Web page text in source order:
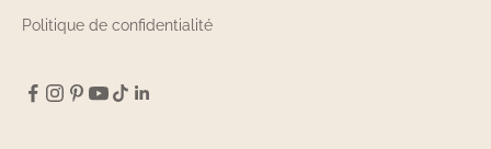
Politique de confidentialité